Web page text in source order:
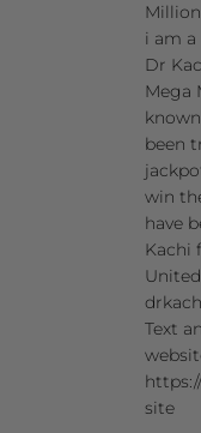
i am
Dr
Mega
been
win
have
Kachi
Text
site